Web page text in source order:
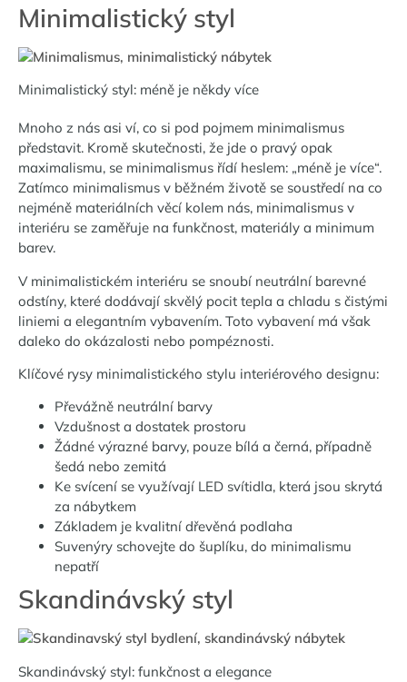
Minimalistický styl
Minimalistický styl: méně je někdy více
Mnoho z nás asi ví, co si pod pojmem minimalismus
představit. Kromě skutečnosti, že jde o pravý opak
maximalismu, se minimalismus řídí heslem: „méně je více“.
Zatímco minimalismus v běžném životě se soustředí na co
nejméně materiálních věcí kolem nás, minimalismus v
interiéru se zaměřuje na funkčnost, materiály a minimum
barev.
V minimalistickém interiéru se snoubí neutrální barevné
odstíny, které dodávají skvělý pocit tepla a chladu s čistými
liniemi a elegantním vybavením. Toto vybavení má však
daleko do okázalosti nebo pompéznosti.
Klíčové rysy minimalistického stylu interiérového designu:
Převážně neutrální barvy
Vzdušnost a dostatek prostoru
Žádné výrazné barvy, pouze bílá a černá, případně
šedá nebo zemitá
Ke svícení se využívají LED svítidla, která jsou skrytá
za nábytkem
Základem je kvalitní dřevěná podlaha
Suvenýry schovejte do šuplíku, do minimalismu
nepatří
Skandinávský styl
Skandinávský styl: funkčnost a elegance